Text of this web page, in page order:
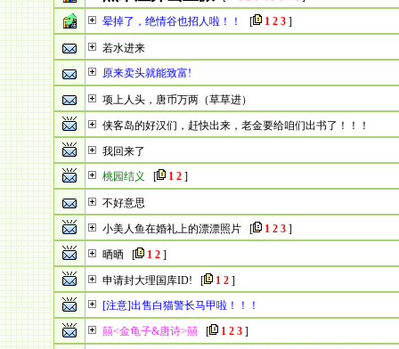
晕掉了，绝情谷也招人啦！！
[ 1 2 3 ]
若水进来
原来卖头就能致富!
项上人头，唐币万两（草草进）
侠客岛的好汉们，赶快出来，老金要给咱们出书了！！！
我回来了
桃园结义
[ 1 2 ]
不好意思
小美人鱼在婚礼上的漂漂照片 [ 1 2 3 ]
晒晒 [ 1 2 ]
申请封大理国库ID! [ 1 2 ]
[注意]出售白猫警长马甲啦！！！
囍<金龟子&唐诗>囍 [ 1 2 3 ]